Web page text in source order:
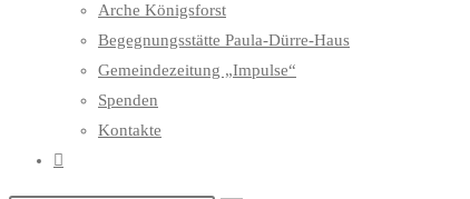
Arche Königsforst
Begegnungsstätte Paula-Dürre-Haus
Gemeindezeitung „Impulse“
Spenden
Kontakte
Website-